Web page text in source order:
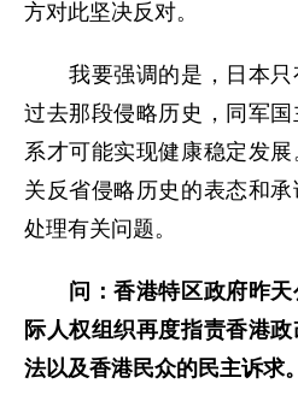
方对此坚决反对。
我要强调的是，日本只
过去那段侵略历史，同军
系才可能实现健康稳定发
关反省侵略历史的表态和
处理有关问题。
问：香港特区政府昨
际人权组织再度指责香港
法以及香港民众的民主诉求